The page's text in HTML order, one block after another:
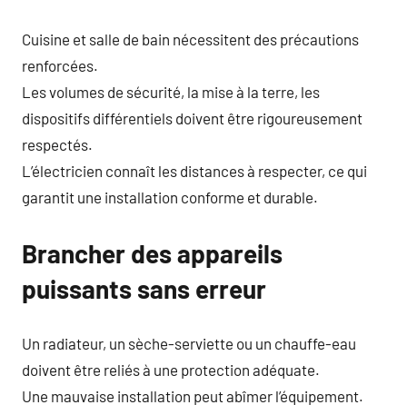
Cuisine et salle de bain nécessitent des précautions
renforcées.
Les volumes de sécurité, la mise à la terre, les
dispositifs différentiels doivent être rigoureusement
respectés.
L’électricien connaît les distances à respecter, ce qui
garantit une installation conforme et durable.
Brancher des appareils
puissants sans erreur
Un radiateur, un sèche-serviette ou un chauffe-eau
doivent être reliés à une protection adéquate.
Une mauvaise installation peut abîmer l’équipement.